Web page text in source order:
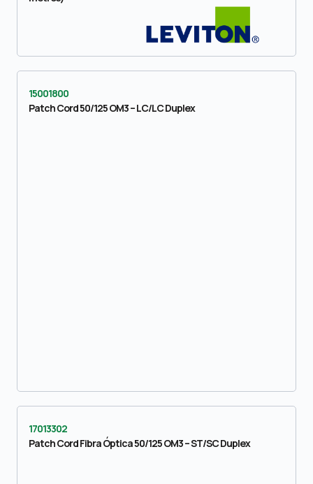
15001800
Patch Cord 50/125 OM3 – LC/LC Duplex
17013302
Patch Cord Fibra Óptica 50/125 OM3 – ST/SC Duplex